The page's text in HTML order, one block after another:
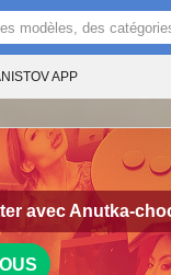
APP
avec Anutka-